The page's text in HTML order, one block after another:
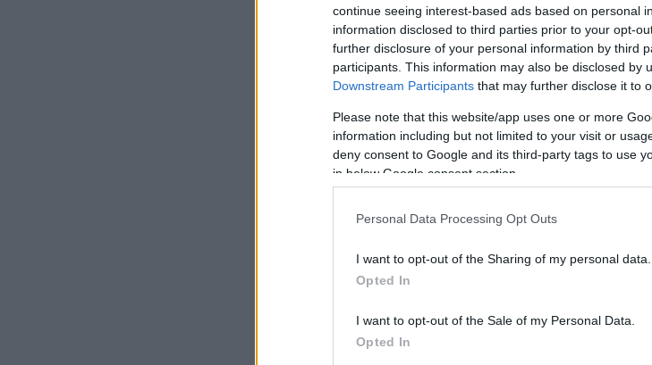
continue seeing interest-based ads based on personal
information disclosed to third parties prior to your opt-
further disclosure of your personal information by third
participants. This information may also be disclosed by
Downstream Participants that may further disclose it to
Please note that this website/app uses one or more
information including but not limited to your visit or
deny consent to Google and its third-party tags to use
in below Google consent section.
Personal Data Processing Opt Outs
I want to opt-out of the Sharing of my personal data.
Opted In
I want to opt-out of the Sale of my Personal Data.
Opted In